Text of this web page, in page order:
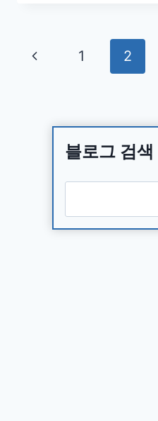
Page
Previous
1 2
블로그 검색